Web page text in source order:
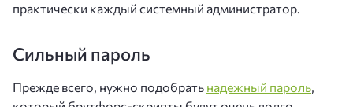
практически каждый системный администратор.
Сильный пароль
Прежде всего, нужно подобрать надежный пароль,